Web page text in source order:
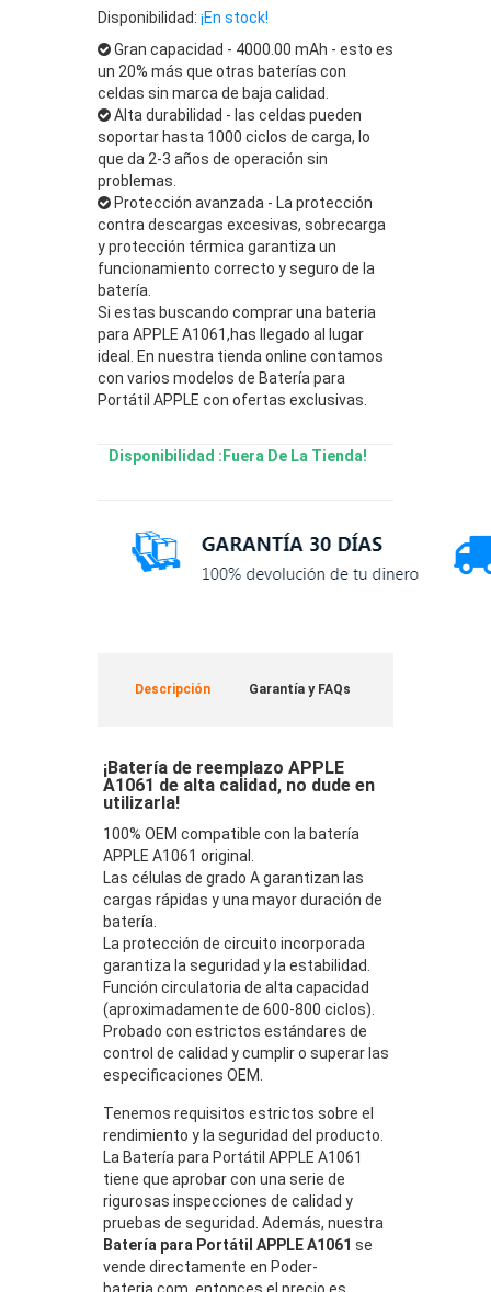
Disponibilidad: ¡En stock!
Gran capacidad - 4000.00 mAh - esto es
un 20% más que otras baterías con
celdas sin marca de baja calidad.
Alta durabilidad - las celdas pueden
soportar hasta 1000 ciclos de carga, lo
que da 2-3 años de operación sin
problemas.
Protección avanzada - La protección
contra descargas excesivas, sobrecarga
y protección térmica garantiza un
funcionamiento correcto y seguro de la
batería.
Si estas buscando comprar una bateria
para APPLE A1061,has llegado al lugar
ideal. En nuestra tienda online contamos
con varios modelos de Batería para
Portátil APPLE con ofertas exclusivas.
Disponibilidad :Fuera De La Tienda!
Descripción Garantía y FAQs
¡Batería de reemplazo APPLE
A1061 de alta calidad, no dude en
utilizarla!
100% OEM compatible con la batería
APPLE A1061 original.
Las células de grado A garantizan las
cargas rápidas y una mayor duración de
batería.
La protección de circuito incorporada
garantiza la seguridad y la estabilidad.
Función circulatoria de alta capacidad
(aproximadamente de 600-800 ciclos).
Probado con estrictos estándares de
control de calidad y cumplir o superar las
especificaciones OEM.
Tenemos requisitos estrictos sobre el
rendimiento y la seguridad del producto.
La Batería para Portátil APPLE A1061
tiene que aprobar con una serie de
rigurosas inspecciones de calidad y
pruebas de seguridad. Además, nuestra
Batería para Portátil APPLE A1061 se
vende directamente en Poder-